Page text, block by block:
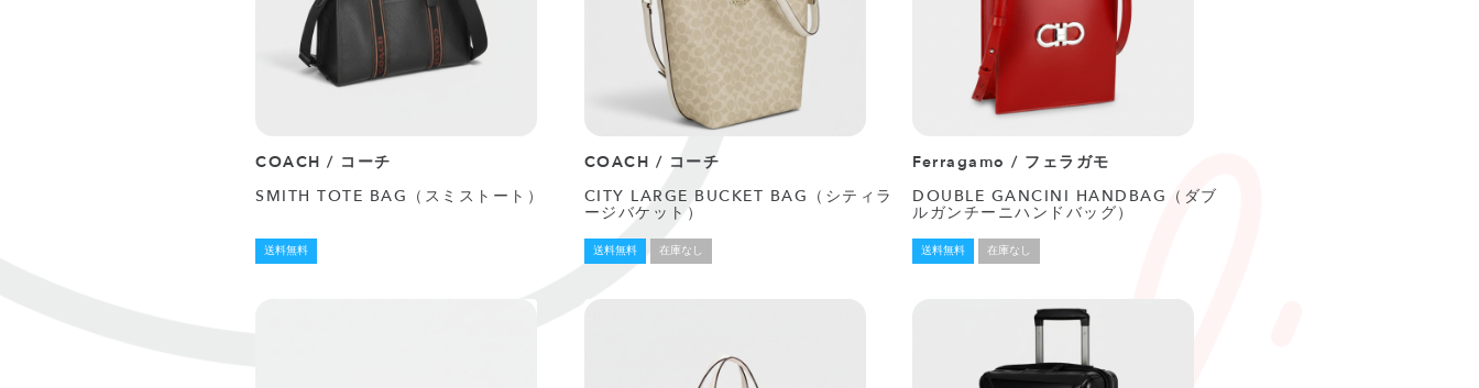
COACH / コーチ
SMITH TOTE BAG（スミストート）
送料無料
COACH / コーチ
CITY LARGE BUCKET BAG（シティラ
ージバケット）
送料無料 在庫なし
Ferragamo / フェラガモ
DOUBLE GANCINI HANDBAG（ダブ
ルガンチーニハンドバッグ）
送料無料 在庫なし